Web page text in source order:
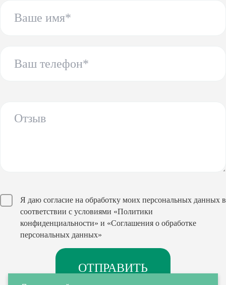
Я даю согласие на обработку моих персональных данных в
соответствии с условиями «Политики
конфиденциальности» и «Соглашения о обработке
персональных данных»